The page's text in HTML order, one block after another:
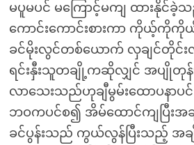
မပူမပင် မကြောင့်မကျ ထားနိုင်ခဲ့သည်
ကောင်းကောင်းစားကာ ကိုယ့်ကိုကို
ခင်မိုးလွင်တစ်ယောက် လှချင်တိုင်
ရင်းနှီးသူတချို့ကဆိုလျှင် အပျို
လာသေးသည်ဟုချီမွမ်းထောပနာပ
ဘဝကပင်စ၍ အိမ်ထောင်ကျပြီးအခ
ခင်ပွန်းသည် ကွယ်လွန်ပြီးသည့် အခ